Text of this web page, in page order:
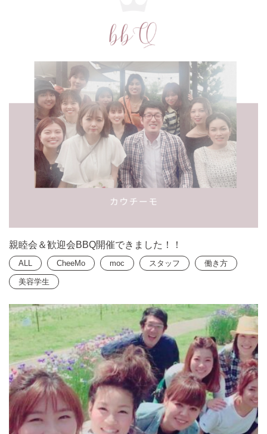
親睦会＆歓迎会BBQ開催できました！！
ALL CheeMo moc スタッフ 働き方
美容学生